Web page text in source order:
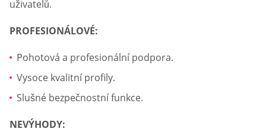
uživatelů.
PROFESIONÁLOVÉ:
Pohotová a profesionální podpora.
Vysoce kvalitní profily.
Slušné bezpečnostní funkce.
NEVÝHODY: